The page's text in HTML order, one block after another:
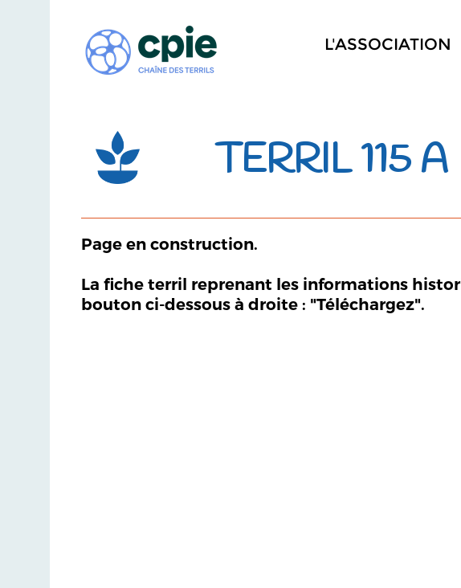
L'ASSOCIATION
TERRIL 115 A
Page en construction.
La fiche terril reprenant les informations
bouton ci-dessous à droite : "Téléchargez".